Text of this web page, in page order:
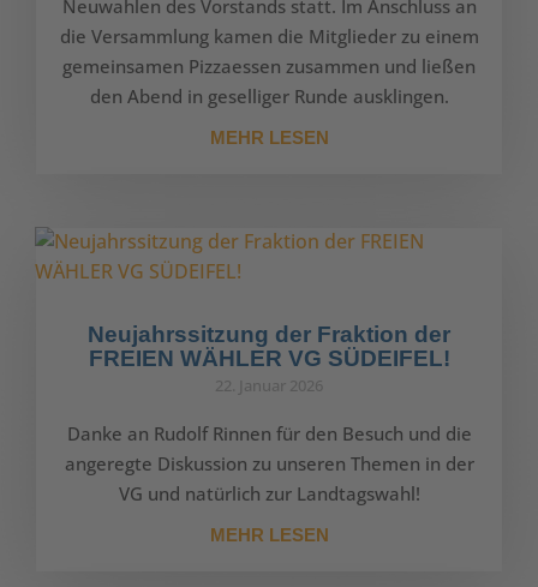
Neuwahlen des Vorstands statt. Im Anschluss an
die Versammlung kamen die Mitglieder zu einem
gemeinsamen Pizzaessen zusammen und ließen
den Abend in geselliger Runde ausklingen.
MEHR LESEN
Neujahrssitzung der Fraktion der
FREIEN WÄHLER VG SÜDEIFEL!
22. Januar 2026
Danke an Rudolf Rinnen für den Besuch und die
angeregte Diskussion zu unseren Themen in der
VG und natürlich zur Landtagswahl!
MEHR LESEN